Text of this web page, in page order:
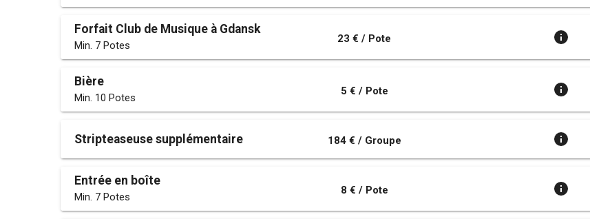
Forfait Club de Musique à Gdansk
Min. 7 Potes
23 € / Pote
Bière
Min. 10 Potes
5 € / Pote
Stripteaseuse supplémentaire 184 € / Groupe
Entrée en boîte
Min. 7 Potes
8 € / Pote